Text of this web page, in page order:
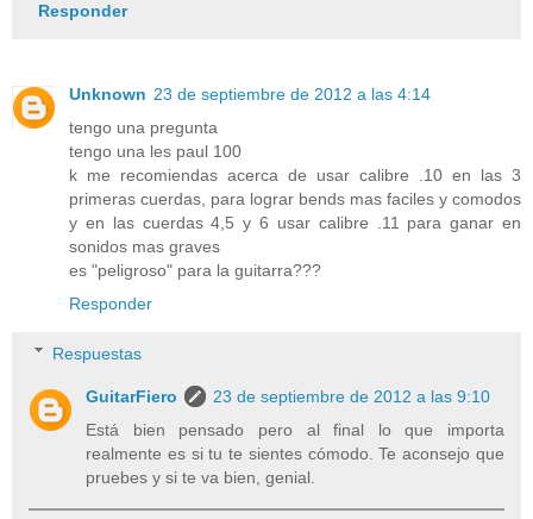
Responder
Unknown 23 de septiembre de 2012 a las 4:14
tengo una pregunta
tengo una les paul 100
k me recomiendas acerca de usar calibre .10 en las 3
primeras cuerdas, para lograr bends mas faciles y comodos
y en las cuerdas 4,5 y 6 usar calibre .11 para ganar en
sonidos mas graves
es "peligroso" para la guitarra???
Responder
Respuestas
GuitarFiero
23 de septiembre de 2012 a las 9:10
Está bien pensado pero al final lo que importa
realmente es si tu te sientes cómodo. Te aconsejo que
pruebes y si te va bien, genial.